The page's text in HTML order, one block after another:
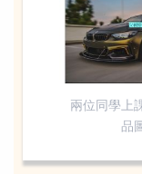
兩位同學上
品